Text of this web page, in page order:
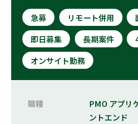
急募 リモート併用
即日募集
長期案件
オンサイト勤務
職種 PMO アプリ
ントエンド